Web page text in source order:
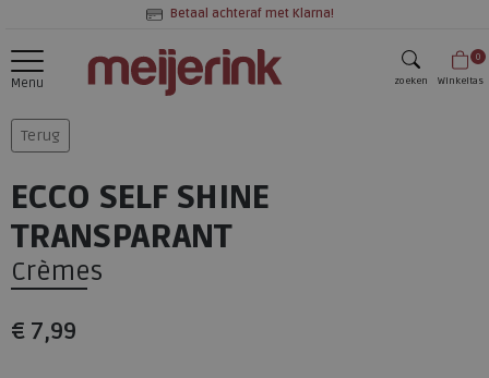
Betaal achteraf met Klarna!
Menu zoeken
0
Winkeltas
Terug
ECCO SELF SHINE
TRANSPARANT
Crèmes
€ 7,99